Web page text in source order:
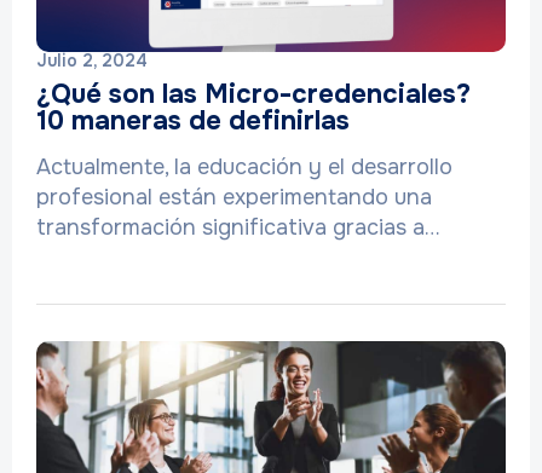
Julio 2, 2024
¿Qué son las Micro-credenciales?
10 maneras de definirlas
Actualmente, la educación y el desarrollo
profesional están experimentando una
transformación significativa gracias a…